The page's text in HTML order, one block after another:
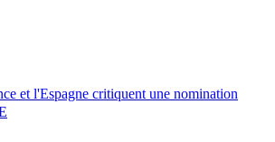
et l'Espagne critiquent une nomination